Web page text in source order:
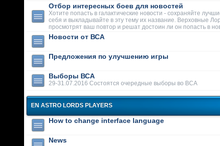
Отбор интересных боев для новостей
Хотите попасть в галактические новости - сохраняйте
себя и выкладывайте в эту тему их название. Верховные
просмотрят ваш повтор и решат достоин ли он попасть в
Новости от ВСА
Предложения по улучшению игры
Выборы ВСА
29-31.07.2016 Состоятся очередные выборы во ВСА
EN ASTRO LORDS PLAYERS
How to change interface language
News